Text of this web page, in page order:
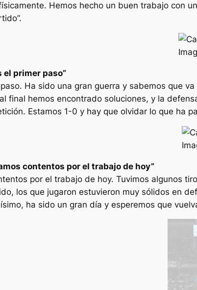
Hemos hecho un buen trabajo con
el primer paso”
paso. Ha sido una gran guerra y sabemos que
final hemos encontrado soluciones, y la
Estamos 1-0 y hay que olvidar lo que ha
contentos por el trabajo de hoy”
por el trabajo de hoy. Tuvimos algunos
los que jugaron estuvieron muy sólidos en
ha sido un gran día y esperemos que